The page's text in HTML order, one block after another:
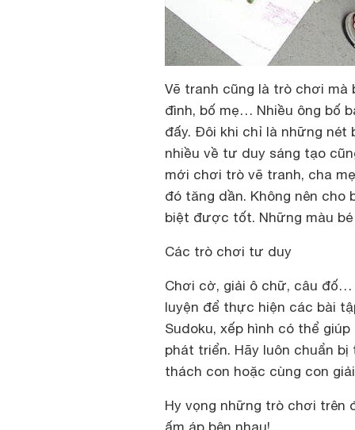
Vẽ tranh cũng là trò chơi mà
đình, bố mẹ… Nhiều ông bố
đấy. Đôi khi chỉ là những nét
nhiều về tư duy sáng tạo
mới chơi trò vẽ tranh, cha
đó tăng dần. Không nên cho
biệt được tốt. Những màu
Các trò chơi tư duy
Chơi cờ, giải ô chữ, câu
luyện để thực hiện các bài
Sudoku, xếp hình có thể
phát triển. Hãy luôn chuẩn
thách con hoặc cùng con
Hy vọng những trò chơi trên
ấm áp bên nhau!